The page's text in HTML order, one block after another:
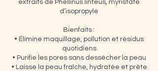
extraits de Phellinus linteus, myristate
d’isopropyle
Bienfaits :
• Élimine maquillage, pollution et résidus
quotidiens
• Purifie les pores sans dessécher la peau
• Laisse la peau fraîche, hydratée et prête